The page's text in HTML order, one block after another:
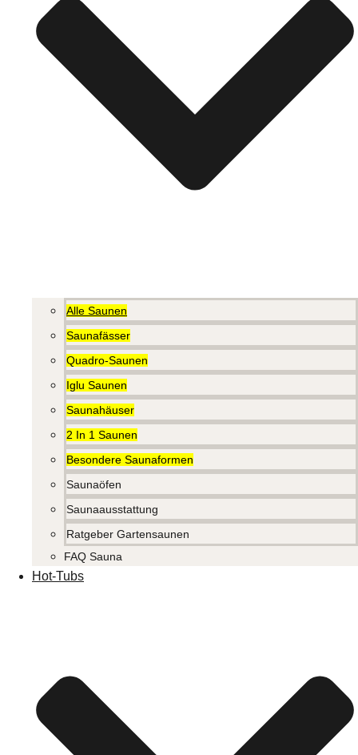
Alle Saunen
Saunafässer
Quadro-Saunen
Iglu Saunen
Saunahäuser
2 In 1 Saunen
Besondere Saunaformen
Saunaöfen
Saunaausstattung
Ratgeber Gartensaunen
FAQ Sauna
Hot-Tubs